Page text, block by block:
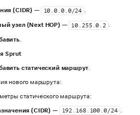
(CIDR) — 10.0.0.0/24 .
узел (Next HOP) — 10.255.0.2
.
Sprut
статический маршрут
нового маршрута:
статического маршрута:
(CIDR) — 192.168.100.0/24